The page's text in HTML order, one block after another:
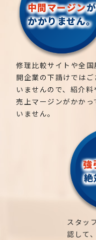
中間マージンが
かかりません。
修理比較サイトや全国
開企業の下請けではご
いませんので、紹介料
売上マージンがかかっ
いません。
強
スタッ
認して